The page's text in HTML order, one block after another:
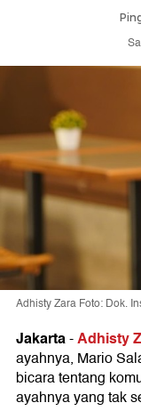
Adhisty Zara Foto: Dok.
Jakarta-Adhisty
ayahnya, Mario
bicara tentang
ayahnya yang tak